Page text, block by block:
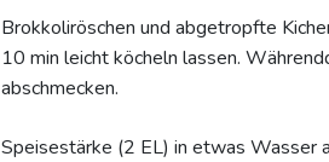
Brokkoliröschen und abgetropfte
10 min leicht köcheln lassen.
abschmecken.
Speisestärke (2 EL) in etwas Wasser